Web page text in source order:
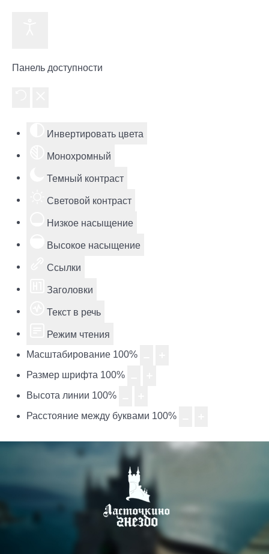
Панель доступности
Инвертировать цвета
Монохромный
Темный контраст
Световой контраст
Низкое насыщение
Высокое насыщение
Ссылки
Заголовки
Текст в речь
Режим чтения
Масштабирование 100%
Размер шрифта 100%
Высота линии 100%
Расстояние между буквами 100%